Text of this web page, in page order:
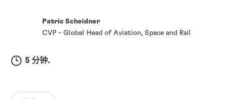
Patric Scheidner
CVP - Global Head of Aviation, Space and Rail
5 分钟.